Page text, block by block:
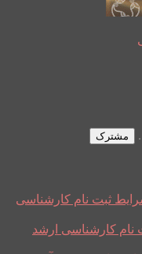
مشترک
ثبت نام کارشناسی
نام کارشناسی ارشد